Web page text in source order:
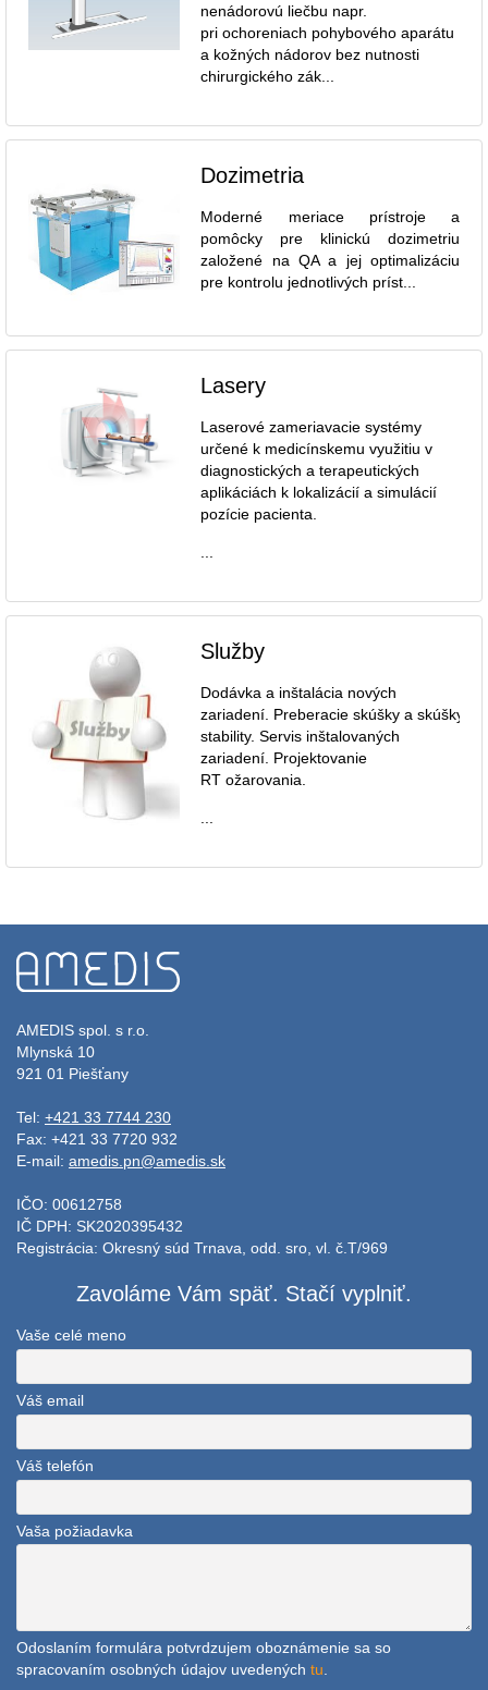
nenádorovú liečbu napr.
pri ochoreniach pohybového aparátu
a kožných nádorov bez nutnosti
chirurgického zák...
Dozimetria
Moderné meriace prístroje a
pomôcky pre klinickú dozimetriu
založené na QA a jej optimalizáciu
pre kontrolu jednotlivých príst...
Lasery
Laserové zameriavacie systémy
určené k medicínskemu využitiu v
diagnostických a terapeutických
aplikáciách k lokalizácií a simulácií
pozície pacienta.
Služby
Dodávka a inštalácia nových
zariadení. Preberacie skúšky a skúšky
stability. Servis inštalovaných
zariadení. Projektovanie
RT ožarovania.
AMEDIS spol. s r.o.
Mlynská 10
921 01 Piešťany
Tel: +421 33 7744 230
Fax: +421 33 7720 932
E-mail: amedis.pn@amedis.sk
IČO: 00612758
IČ DPH: SK2020395432
Registrácia: Okresný súd Trnava, odd. sro, vl. č.T/969
Zavoláme Vám späť. Stačí vyplniť.
Vaše celé meno
Váš email
Váš telefón
Vaša požiadavka
Odoslaním formulára potvrdzujem oboznámenie sa so
spracovaním osobných údajov uvedených tu